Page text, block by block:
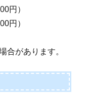
円）
円）
合があります。